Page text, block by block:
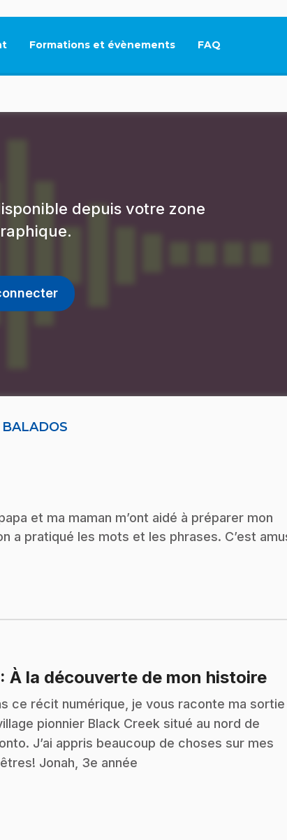
Formations et évènements FAQ
Ce lien
depuis votre zone
BALADOS
et ma maman m’ont aidé à préparer mon
a pratiqué les mots et les phrases. C’est
: À la découverte de mon histoire.
ce récit numérique, je vous raconte ma sortie
pionnier Black Creek situé au nord de
J’ai appris beaucoup de choses sur mes
Jonah, 3e année